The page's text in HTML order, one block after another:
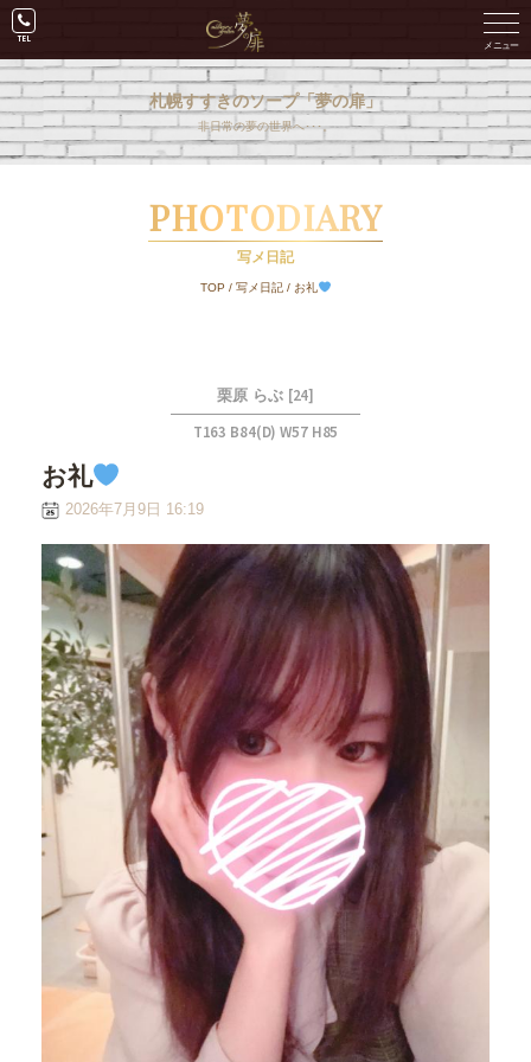
札幌すすきのソープ「夢の扉」
非日常の夢の世界へ･･･。
PHOTODIARY
写メ日記
TOP / 写メ日記/ お礼
栗原 らぶ [24]
T163 B84(D) W57 H85
お礼
2026年7月9日 16:19